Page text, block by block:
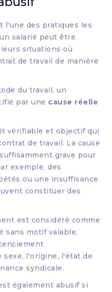
l'une des pratiques les
salarié peut être
situations où
de travail de manière
du travail, un
par une cause réelle
vérifiable et objectif qui
de travail. La cause
grave pour
exemple, des
ou une insuffisance
constituer des
est considéré comme
sans motif valable,
l'origine, l'état de
syndicale.
également abusif si